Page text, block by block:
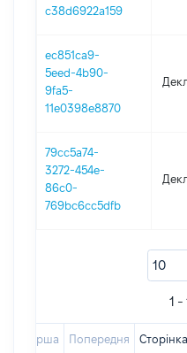
c38d6922a159
ec851ca9-
5eed-4b90-
9fa5-
11e0398e8870
79cc5a74-
3272-454e-
86c0-
769bc6cc5dfb
1 -
Перша Попередня Сторінка